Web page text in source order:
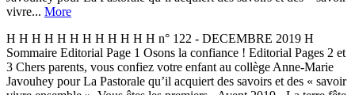
vivre... More
H H H H H H H H H H H H n° 122 - DECEMBRE 2019 H
Sommaire Editorial Page 1 Osons la confiance ! Editorial Pages 2 et
3 Chers parents, vous confiez votre enfant au collège Anne-Marie
Javouhey pour La Pastorale qu’il acquiert des savoirs et des « savoir